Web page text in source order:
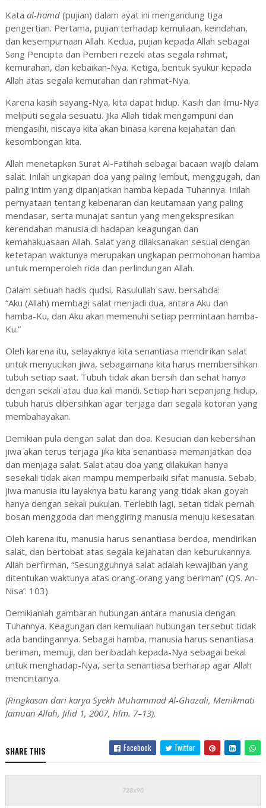
Kata al-hamd(pujian) dalam ayat ini mengandung tiga
pengertian. Pertama, pujian terhadap kemuliaan, keindahan,
dan kesempurnaan Allah. Kedua, pujian kepada Allah sebagai
Sang Pencipta dan Pemberi rezeki atas segala rahmat,
kemurahan, dan kebaikan-Nya. Ketiga, bentuk syukur kepada
Allah atas segala kemurahan dan rahmat-Nya.
Karena kasih sayang-Nya, kita dapat hidup. Kasih dan ilmu-Nya
meliputi segala sesuatu. Jika Allah tidak mengampuni dan
mengasihi, niscaya kita akan binasa karena kejahatan dan
kesombongan kita.
Allah menetapkan Surat Al-Fatihah sebagai bacaan wajib dalam
salat. Inilah ungkapan doa yang paling lembut, menggugah, dan
paling intim yang dipanjatkan hamba kepada Tuhannya. Inilah
pernyataan tentang kebenaran dan keutamaan yang paling
mendasar, serta munajat santun yang mengekspresikan
kerendahan manusia di hadapan keagungan dan
kemahakuasaan Allah. Salat yang dilaksanakan sesuai dengan
ketetapan waktunya merupakan ungkapan permohonan hamba
untuk memperoleh rida dan perlindungan Allah.
Dalam sebuah hadis qudsi, Rasulullah saw. bersabda:
“Aku (Allah) membagi salat menjadi dua, antara Aku dan
hamba-Ku, dan Aku akan memenuhi setiap permintaan hamba-
Ku.”
Oleh karena itu, selayaknya kita senantiasa mendirikan salat
untuk menyucikan jiwa, sebagaimana kita harus membersihkan
tubuh setiap saat. Tubuh tidak akan bersih dan sehat hanya
dengan sekali atau dua kali mandi. Setiap hari sepanjang hidup,
tubuh harus dibersihkan agar terjaga dari segala kotoran yang
membahayakan.
Demikian pula dengan salat dan doa. Kesucian dan kebersihan
jiwa akan terus terjaga jika kita senantiasa memanjatkan doa
dan menjaga salat. Salat atau doa yang dilakukan hanya
sesekali tidak akan mampu memperbaiki sifat manusia. Sebab,
jiwa manusia itu layaknya batu karang yang tidak akan goyah
hanya dengan sekali pukulan. Terlebih lagi, setan tidak pernah
bosan menggoda dan menggiring manusia menuju kesesatan.
Oleh karena itu, manusia harus senantiasa berdoa, mendirikan
salat, dan bertobat atas segala kejahatan dan keburukannya.
Allah berfirman, “Sesungguhnya salat adalah kewajiban yang
ditentukan waktunya atas orang-orang yang beriman” (QS. An-
Nisa’: 103).
Demikianlah gambaran hubungan antara manusia dengan
Tuhannya. Keagungan dan kemuliaan hubungan tersebut tidak
ada bandingannya. Sebagai hamba, manusia harus senantiasa
beriman, memuji, dan beribadah kepada-Nya sebagai bekal
untuk menghadap-Nya, serta senantiasa berharap agar Allah
mencintainya.
(Ringkasan dari karya Syekh Muhammad Al-Ghazali, Menikmati
Jamuan Allah, Jilid 1, 2007, hlm. 7–13).
SHARE THIS Facebook Twitter